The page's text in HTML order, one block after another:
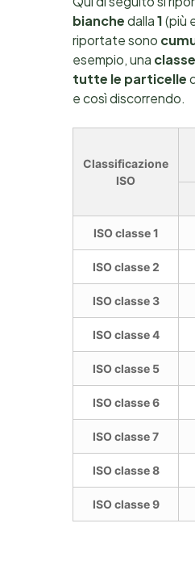
bianchedalla1(più
riportate sono
esempio, una
tutte le particelle
e così discorrendo.
Classificazione
ISO
ISO classe 1
ISO classe 2
ISO classe 3
ISO classe 4
ISO classe 5
ISO classe 6
ISO classe 7
ISO classe 8
ISO classe 9